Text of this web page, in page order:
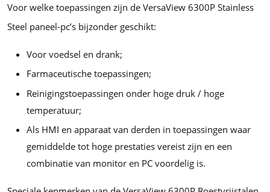
Voor welke toepassingen zijn de VersaView 6300P Stainless
Steel paneel-pc’s bijzonder geschikt:
Voor voedsel en drank;
Farmaceutische toepassingen;
Reinigingstoepassingen onder hoge druk / hoge
temperatuur;
Als HMI en apparaat van derden in toepassingen waar
gemiddelde tot hoge prestaties vereist zijn en een
combinatie van monitor en PC voordelig is.